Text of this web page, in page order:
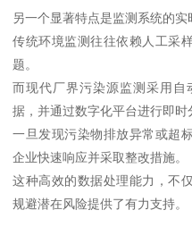
另一个显著特点是监测系统的实
传统环境监测往往依赖人工采
题。
而现代厂界污染源监测采用
据，并通过数字化平台进行即时
一旦发现污染物排放异常或超
企业快速响应并采取整改措施。
这种高效的数据处理能力，不
规避潜在风险提供了有力支持。